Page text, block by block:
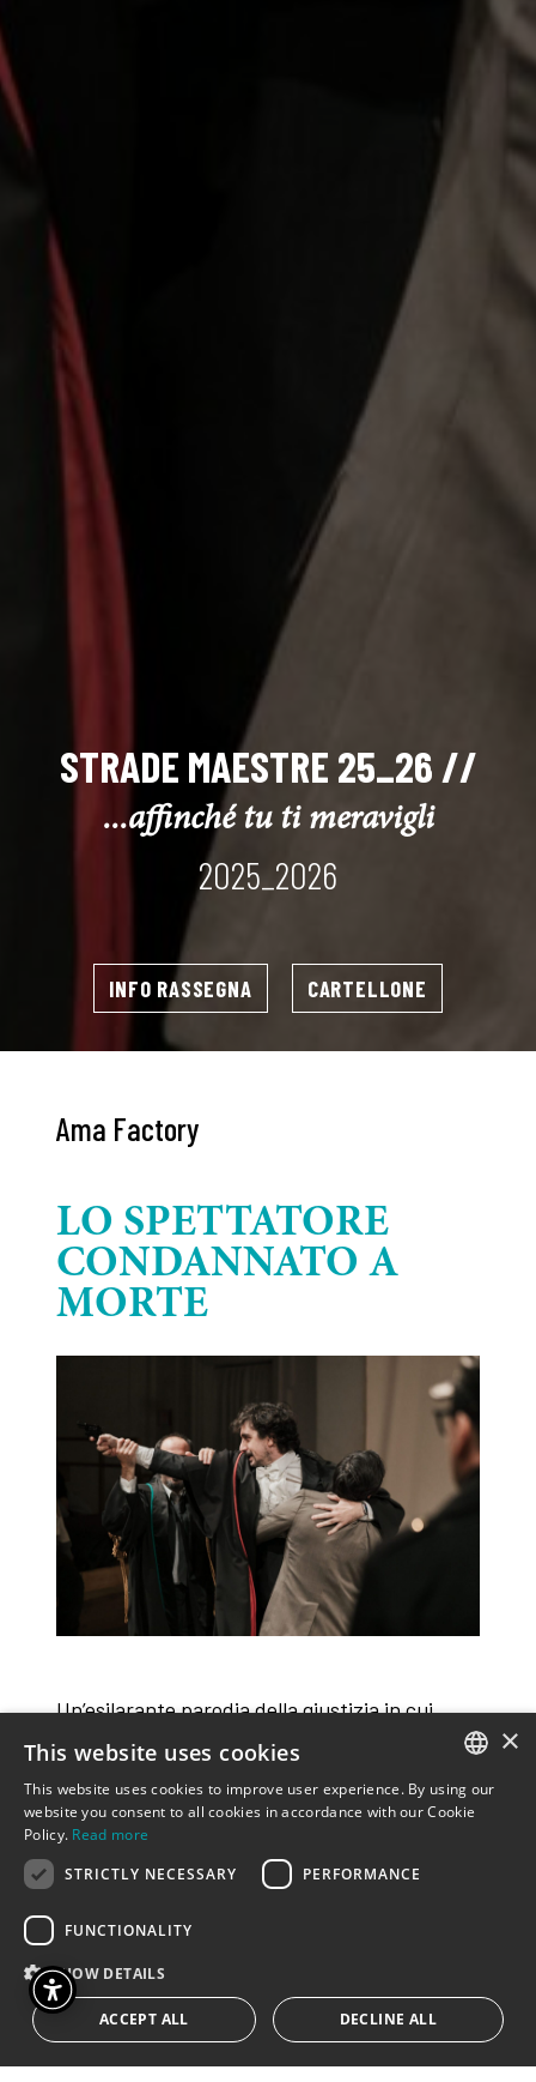
STRADE MAESTRE 25_26 //
...affinché tu ti meravigli
2025_2026
INFO RASSEGNA CARTELLONE
Ama Factory
LO SPETTATORE
CONDANNATO A
MORTE
Un’esilarante parodia della giustizia in cui
intravedere il funzionamento delle dittature
nostre “democrazie” contemporanee. Uno
spettacolo “partecipato” con quattro attori
professionisti e alcune cittadine e cittadini,
nell’interpretare la parte dei testimoni in
questo assurdo e interessante “processo”.
ITALIAN
×
This website uses cookies
This website uses cookies to improve user experience. By using our
website you consent to all cookies in accordance with our Cookie
Policy. Read more
STRICTLY NECESSARY
PERFORMANCE
FUNCTIONALITY
SHOW DETAILS
ACCEPT ALL DECLINE ALL